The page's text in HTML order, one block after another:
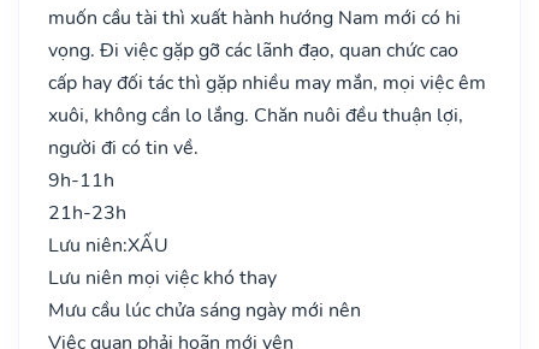
muốn cầu tài thì xuất hành hướng Nam mới có hi
vọng. Đi việc gặp gỡ các lãnh đạo, quan chức cao
cấp hay đối tác thì gặp nhiều may mắn, mọi việc êm
xuôi, không cần lo lắng. Chăn nuôi đều thuận lợi,
người đi có tin về.
9h-11h
21h-23h
Lưu niên:XẤU
Lưu niên mọi việc khó thay
Mưu cầu lúc chửa sáng ngày mới nên
Việc quan phải hoãn mới yên